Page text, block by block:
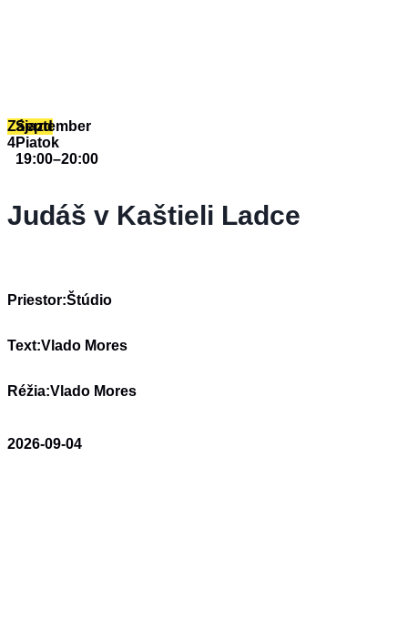
Zájazd
4
September
Piatok
19:00–20:00
Judáš v Kaštieli Ladce
Priestor:Štúdio
Text:Vlado Mores
Réžia:Vlado Mores
2026-09-04